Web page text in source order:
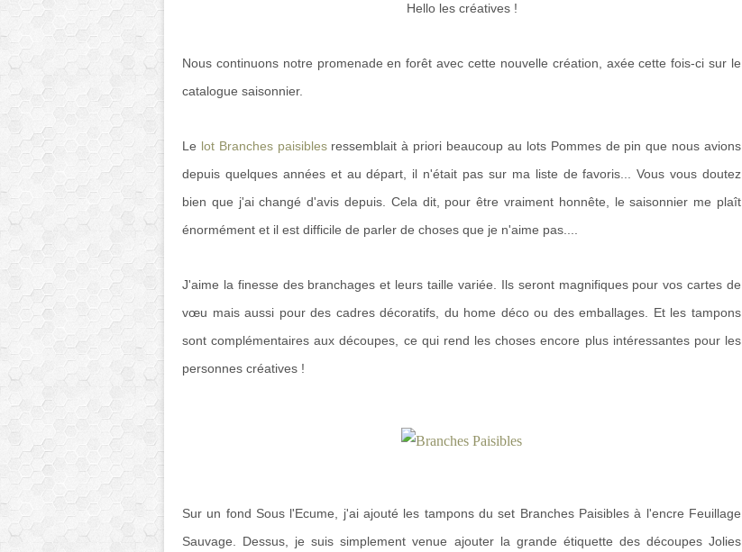
Hello les créatives !
Nous continuons notre promenade en forêt avec cette nouvelle création, axée cette fois-ci sur le
catalogue saisonnier.
Le lot Branches paisiblesressemblait à priori beaucoup au lots Pommes de pin que nous avions
depuis quelques années et au départ, il n'était pas sur ma liste de favoris... Vous vous doutez
bien que j'ai changé d'avis depuis. Cela dit, pour être vraiment honnête, le saisonnier me plaît
énormément et il est difficile de parler de choses que je n'aime pas....
J'aime la finesse des branchages et leurs taille variée. Ils seront magnifiques pour vos cartes de
vœu mais aussi pour des cadres décoratifs, du home déco ou des emballages. Et les tampons
sont complémentaires aux découpes, ce qui rend les choses encore plus intéressantes pour les
personnes créatives !
Sur un fond Sous l'Ecume, j'ai ajouté les tampons du set Branches Paisibles à l'encre Feuillage
Sauvage. Dessus, je suis simplement venue ajouter la grande étiquette des découpes Jolies